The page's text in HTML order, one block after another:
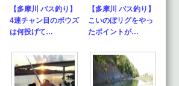
【多摩川 バス釣り】
4連チャン目のボウズ
は何投げて…
【多摩川 バス釣り】
こいのぼリグをやっ
たポイントが…